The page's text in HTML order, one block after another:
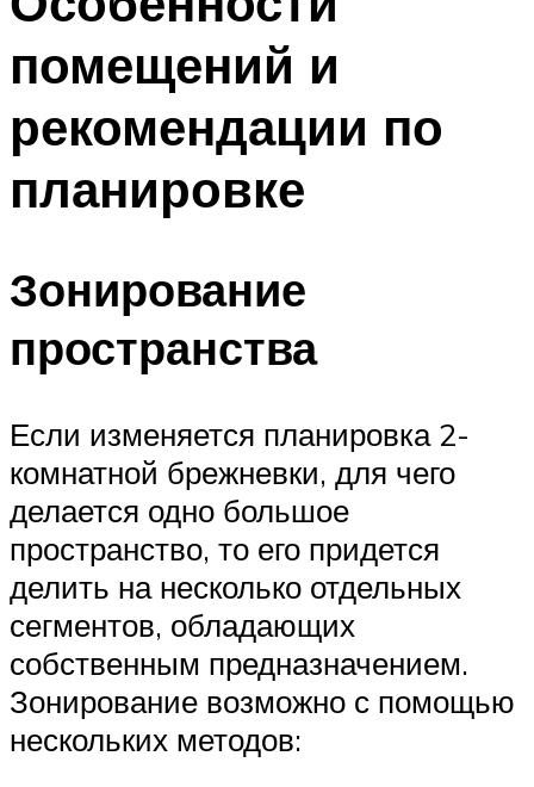
помещений и
рекомендации по
планировке
Зонирование
пространства
Если изменяется планировка 2-
комнатной брежневки, для чего
делается одно большое
пространство, то его придется
делить на несколько отдельных
сегментов, обладающих
собственным предназначением.
Зонирование возможно с помощью
нескольких методов: